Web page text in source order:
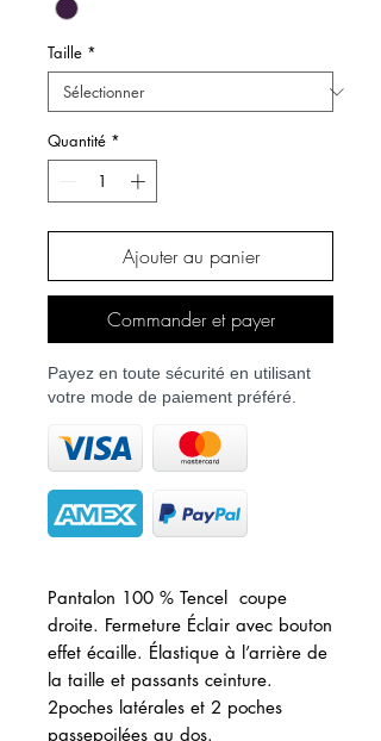
Taille *
Quantité *
Ajouter au panier
Commander et payer
Payez en toute sécurité en utilisant
votre mode de paiement préféré.
Pantalon 100 % Tencel coupe
droite. Fermeture Éclair avec bouton
effet écaille. Élastique à l’arrière de
la taille et passants ceinture.
2poches latérales et 2 poches
passepoilées au dos.